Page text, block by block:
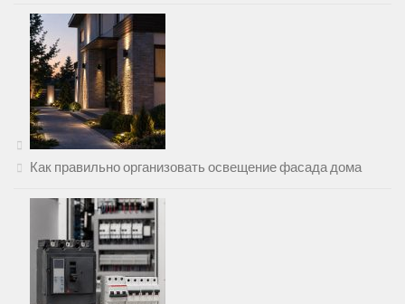
Как правильно организовать освещение фасада дома